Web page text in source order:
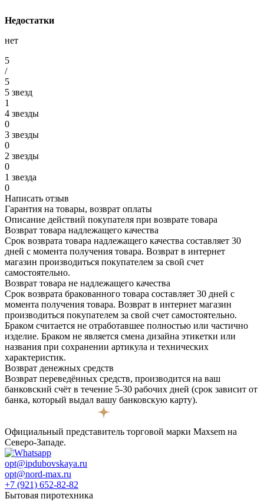
Недостатки
нет
5
/
5
5 звезд
1
4 звезды
0
3 звезды
0
2 звезды
0
1 звезда
0
Написать отзыв
Гарантия на товары, возврат оплаты
Описание действий покупателя при возврате товара
Возврат товара надлежащего качества
Срок возврата товара надлежащего качества составляет 30
дней с момента получения товара. Возврат в интернет
магазин производиться покупателем за свой счет
самостоятельно.
Возврат товара не надлежащего качества
Срок возврата бракованного товара составляет 30 дней с
момента получения товара. Возврат в интернет магазин
производиться покупателем за свой счет самостоятельно.
Браком считается не отработавшее полностью или частично
изделие. Браком не является смена дизайна этикетки или
названия при сохранении артикула и технических
характеристик.
Возврат денежных средств
Возврат переведённых средств, производится на ваш
банковский счёт в течение 5-30 рабочих дней (срок зависит от
банка, который выдал вашу банковскую карту).
Официальный представитель торговой марки Maxsem на
Северо-Западе.
opt@ipdubovskaya.ru
opt@nord-max.ru
+7 (921) 652-82-82
Бытовая пиротехника